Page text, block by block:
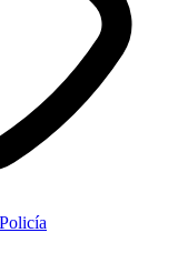
Policía